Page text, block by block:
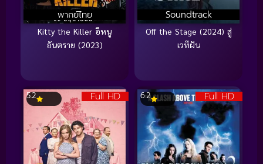
พากย์ไทย
Kitty the Killer อีหนู
อันตราย (2023)
Soundtrack
Off the Stage (2024) สู่
เวทีฝัน
Full HD
5.2 Full HD
6.2